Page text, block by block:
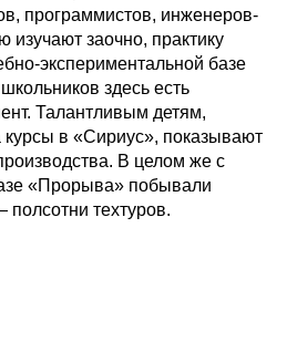
программистов, инженеров-
изучают заочно, практику
экспериментальной базе
здесь есть
Талантливым детям,
в «Сириус», показывают
В целом же с
«Прорыва» побывали
техтуров.